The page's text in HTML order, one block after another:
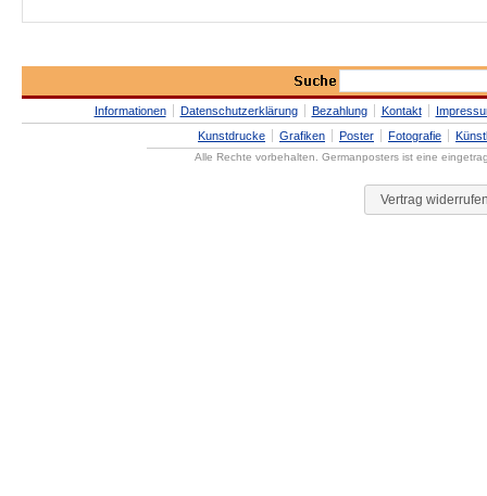
Informationen Datenschutzerklärung Bezahlung Kontakt
Kunstdrucke
Grafiken Poster Fotografie
Alle Rechte vorbehalten. Germanposters ist eine
Vertrag